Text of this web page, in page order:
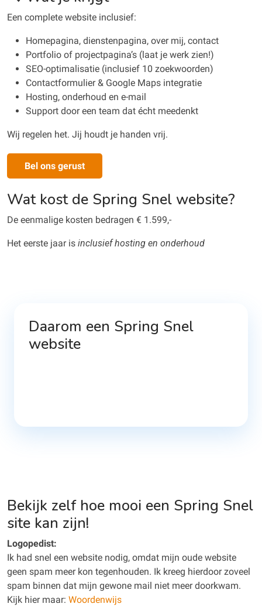
Een complete website inclusief:
Homepagina, dienstenpagina, over mij, contact
Portfolio of projectpagina’s (laat je werk zien!)
SEO-optimalisatie (inclusief 10 zoekwoorden)
Contactformulier & Google Maps integratie
Hosting, onderhoud en e-mail
Support door een team dat écht meedenkt
Wij regelen het. Jij houdt je handen vrij.
Bel ons gerust
Wat kost de Spring Snel website?
De eenmalige kosten bedragen € 1.599,-
Het eerste jaar is inclusief hosting en onderhoud
Daarom een Spring Snel
website
Bekijk zelf hoe mooi een Spring Snel
site kan zijn!
Logopedist:
Ik had snel een website nodig, omdat mijn oude website
geen spam meer kon tegenhouden. Ik kreeg hierdoor zoveel
spam binnen dat mijn gewone mail niet meer doorkwam.
Kijk hier maar: Woordenwijs